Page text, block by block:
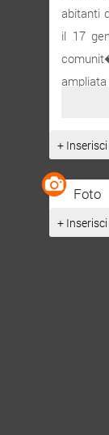
abitanti
il 17
sacri e
+
Foto
+